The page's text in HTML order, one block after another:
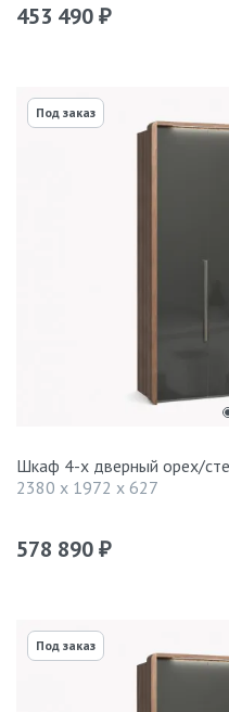
453 490 ₽
Под заказ
Шкаф 4-х дверный орех/
2380 x 1972 x 627
578 890 ₽
Под заказ